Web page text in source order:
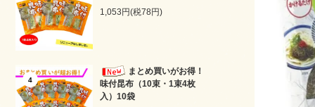
1,053円(税78円)
4
まとめ買いがお得！
味付昆布（10束・1束4枚
入）10袋